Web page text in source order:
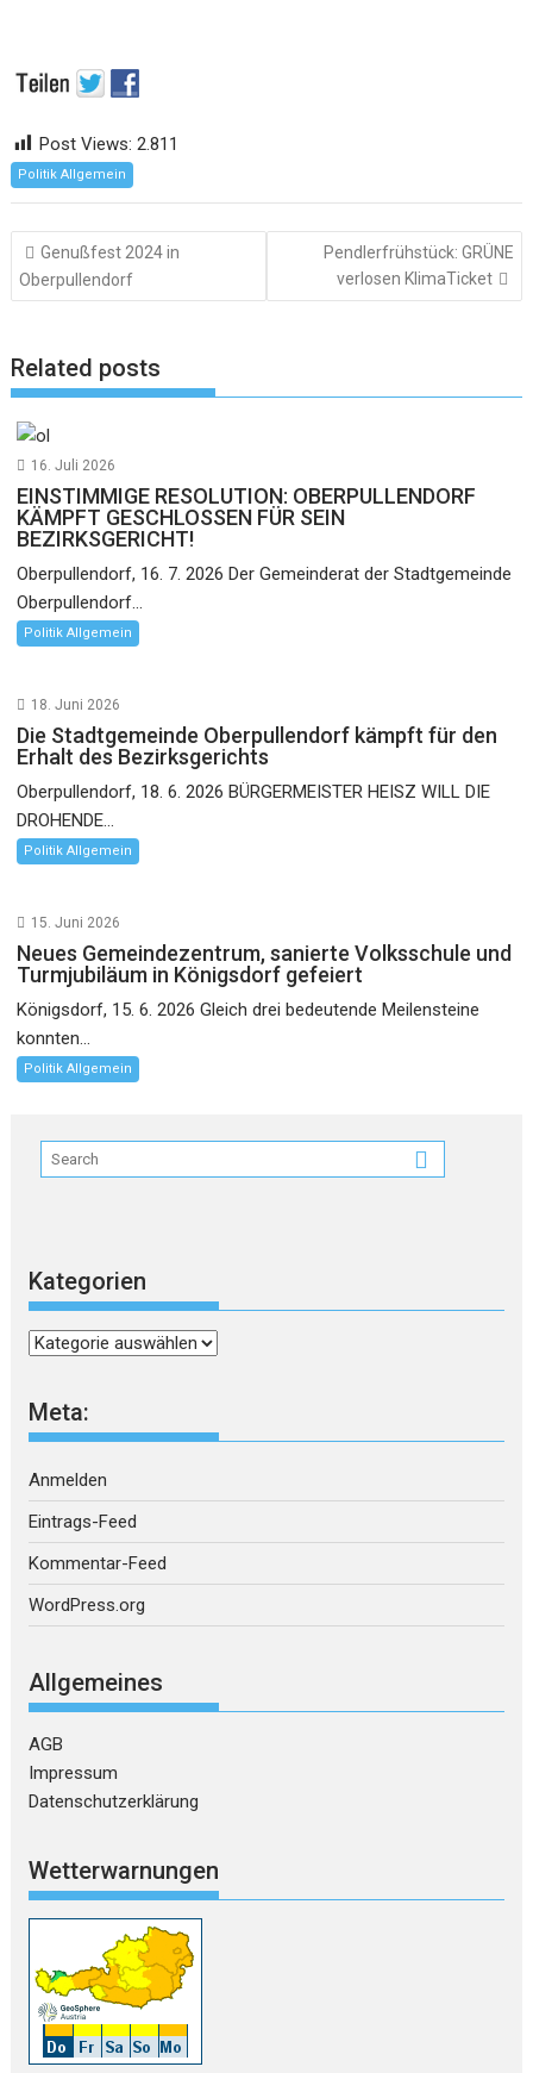
Post Views: 2.811
Politik Allgemein
Beitragsnavigation
Genußfest 2024 in
Oberpullendorf
Pendlerfrühstück: GRÜNE
verlosen KlimaTicket
Related posts
16. Juli 2026
EINSTIMMIGE RESOLUTION: OBERPULLENDORF
KÄMPFT GESCHLOSSEN FÜR SEIN
BEZIRKSGERICHT!
Oberpullendorf, 16. 7. 2026 Der Gemeinderat der Stadtgemeinde
Oberpullendorf...
Politik Allgemein
18. Juni 2026
Die Stadtgemeinde Oberpullendorf kämpft für den
Erhalt des Bezirksgerichts
Oberpullendorf, 18. 6. 2026 BÜRGERMEISTER HEISZ WILL DIE
DROHENDE...
Politik Allgemein
15. Juni 2026
Neues Gemeindezentrum, sanierte Volksschule und
Turmjubiläum in Königsdorf gefeiert
Königsdorf, 15. 6. 2026 Gleich drei bedeutende Meilensteine
konnten...
Politik Allgemein
Kategorien
Kategorien
Meta:
Anmelden
Eintrags-Feed
Kommentar-Feed
WordPress.org
Allgemeines
AGB
Impressum
Datenschutzerklärung
Wetterwarnungen